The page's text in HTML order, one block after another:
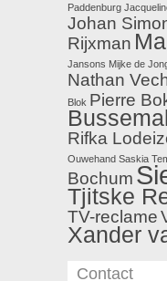
Paddenburg
Johan
Rijxman
Jansons Mijke de
Nathan
Blok Pierre
Rifka
Ouwehand Saskia
Bochum
Tjitske
TV-reclame
Xander
Contact